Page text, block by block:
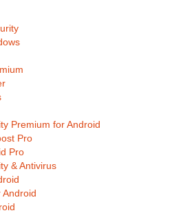
Premium for Android
Pro
Pro
& Antivirus
Android